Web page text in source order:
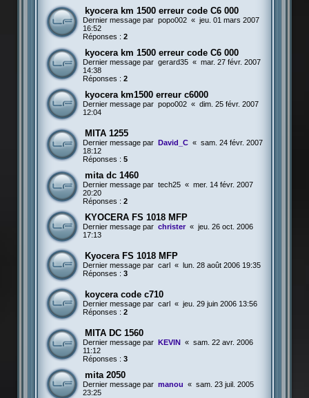
kyocera km 1500 erreur code C6 000
Dernier message par popo002 « jeu. 01 mars 2007
16:52
Réponses : 2
kyocera km 1500 erreur code C6 000
Dernier message par gerard35 « mar. 27 févr. 2007
14:38
Réponses : 2
kyocera km1500 erreur c6000
Dernier message par popo002 « dim. 25 févr. 2007
12:04
MITA 1255
Dernier message par David_C « sam. 24 févr. 2007
18:12
Réponses : 5
mita dc 1460
Dernier message par tech25 « mer. 14 févr. 2007
20:20
Réponses : 2
KYOCERA FS 1018 MFP
Dernier message par christer « jeu. 26 oct. 2006
17:13
Kyocera FS 1018 MFP
Dernier message par carl «
lun. 28 août 2006 19:35
Réponses : 3
koycera code c710
Dernier message par carl « jeu. 29 juin 2006 13:56
Réponses : 2
MITA DC 1560
Dernier message par KEVIN « sam. 22 avr. 2006
11:12
Réponses : 3
mita 2050
Dernier message par manou « sam. 23 juil. 2005
23:25